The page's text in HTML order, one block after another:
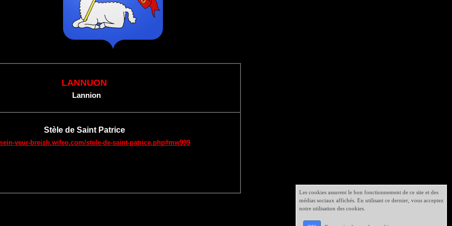
LANNUON
Lannion
Stèle de Saint Patrice
veur-breizh.wifeo.com/stele-de-saint-patrice.php#mw999
Les cookies assurent le bon fonctionnement de ce site et des
médias sociaux affichés. En utilisant ce dernier, vous acceptez
notre utilisation des cookies.